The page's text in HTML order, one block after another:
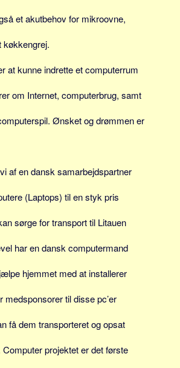
et akutbehov for mikroovne,
at kunne indrette et computerrum
om Internet, computerbrug, samt
Ønsket og drømmen er
af en dansk samarbejdspartner
(Laptops) til en styk pris
sørge for transport til Litauen
har en dansk computermand
hjemmet med at installerer
medsponsorer til disse pc’er
få dem transporteret og opsat
projektet er det første